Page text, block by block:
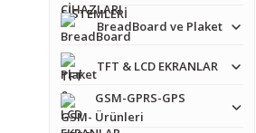
BreadBoard ve Plaket
TFT & LCD EKRANLAR
GSM-GPRS-GPS
Ürünleri